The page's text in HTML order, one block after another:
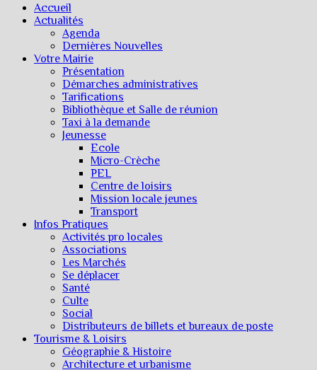
Accueil
Actualités
Agenda
Dernières Nouvelles
Votre Mairie
Présentation
Démarches administratives
Tarifications
Bibliothèque et Salle de réunion
Taxi à la demande
Jeunesse
Ecole
Micro-Crèche
PEL
Centre de loisirs
Mission locale jeunes
Transport
Infos Pratiques
Activités pro locales
Associations
Les Marchés
Se déplacer
Santé
Culte
Social
Distributeurs de billets et bureaux de poste
Tourisme & Loisirs
Géographie & Histoire
Architecture et urbanisme